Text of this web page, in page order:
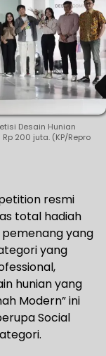
Desain Hunian
200 juta. (KP/Repro
resmi
total hadiah
pemenang yang
yang
hunian yang
Modern” ini
Social